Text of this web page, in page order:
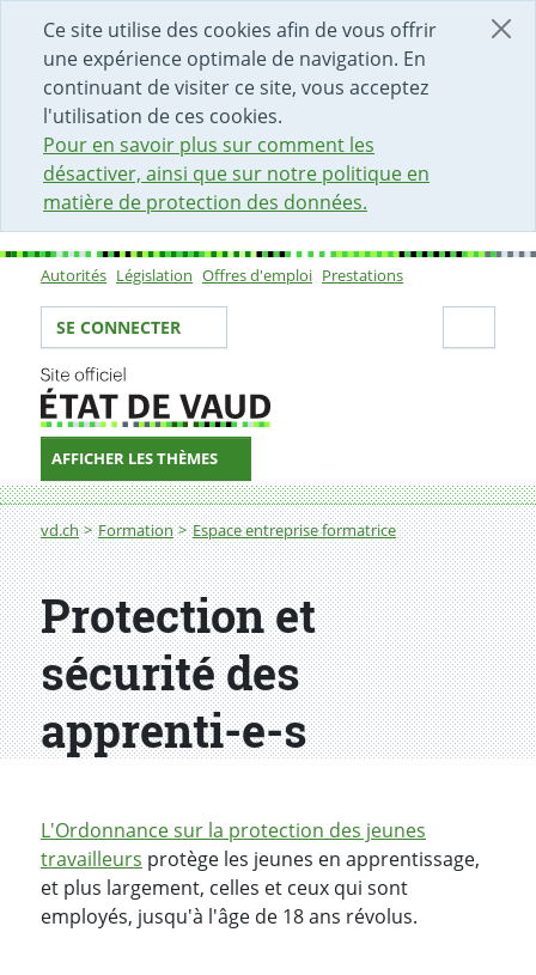
Ce site utilise des cookies afin de vous offrir
une expérience optimale de navigation. En
continuant de visiter ce site, vous acceptez
l'utilisation de ces cookies.
Pour en savoir plus sur comment les
désactiver, ainsi que sur notre politique en
matière de protection des données.
DÉBUT DU CONTENU DE LA PAGE
ACCÈS AU CHAMP DE RECHERCHE
PAGE D'ACCUEIL
FORMULAIRE DE CONTACT
Sous-navigation
Autorités Législation Offres d'emploi Prestations
Votre identité
SE CONNECTER
AFFICHER LES THÈMES
Fil d'Ariane
vd.ch Formation Espace entreprise formatrice
Protection et sécurité des apprenti-e-s
Protection et
sécurité des
apprenti-e-s
L'Ordonnance sur la protection des jeunes
travailleurs protège les jeunes en apprentissage,
et plus largement, celles et ceux qui sont
employés, jusqu'à l'âge de 18 ans révolus.